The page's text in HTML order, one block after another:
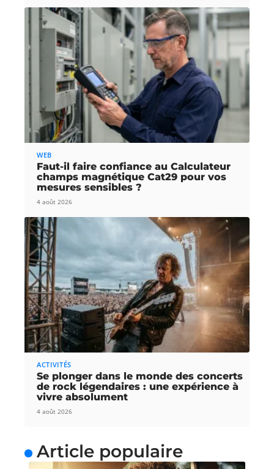
WEB
Faut-il faire confiance au Calculateur
champs magnétique Cat29 pour vos
mesures sensibles ?
4 août 2026
ACTIVITÉS
Se plonger dans le monde des concerts
de rock légendaires : une expérience à
vivre absolument
4 août 2026
Article populaire